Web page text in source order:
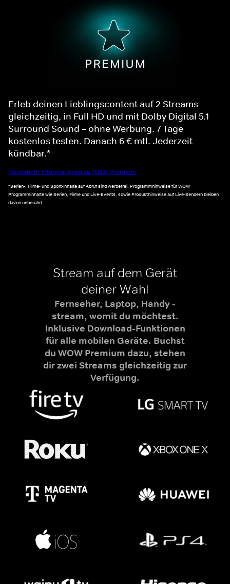
Erleb deinen Lieblingscontent auf 2 Streams
gleichzeitig, in Full HD und mit Dolby Digital 5.1
Surround Sound – ohne Werbung. 7 Tage
kostenlos testen. Danach 6 € mtl. Jederzeit
kündbar.*
Noch mehr Informationen zu WOW Premium
*Serien-, Filme- und Sport-Inhalte auf Abruf sind werbefrei. Programmhinweise für WOW
Programminhalte wie Serien, Filme und Live-Events, sowie Produkthinweise auf Live-Sendern bleiben
davon unberührt.
Stream auf dem Gerät
deiner Wahl
Fernseher, Laptop, Handy -
stream, womit du möchtest.
Inklusive Download-Funktionen
für alle mobilen Geräte. Buchst
du WOW Premium dazu, stehen
dir zwei Streams gleichzeitig zur
Verfügung.